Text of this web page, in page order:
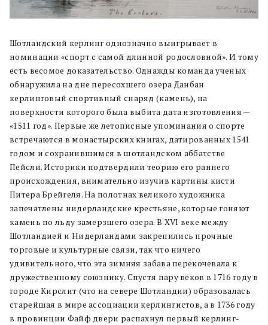
Шотландский керлинг однозначно выигрывает в
номинации «спорт с самой длинной родословной». И тому
есть весомое доказательство. Однажды команда ученых
обнаружила на дне пересохшего озера Данбан
керлинговый спортивный снаряд (камень), на
поверхности которого была выбита дата изготовления —
«1511 год». Первые же летописные упоминания о спорте
встречаются в монастырских книгах, датированных 1541
годом и сохранившимся в шотландском аббатстве
Пейсли.Историки подтвердили теорию его раннего
происхождения, внимательно изучив картины кисти
Питера Брейгеля. На полотнах великого художника
запечатлены нидерландские крестьяне, которые гоняют
камень по льду замерзшего озера. В XVI веке между
Шотландией и Нидерландами закрепились прочные
торговые и культурные связи, так что ничего
удивительного, что эта зимняя забава перекочевала к
дружественному союзнику. Спустя пару веков в 1716 году в
городе Кирслит (что на севере Шотландии) образовалась
старейшая в мире ассоциации керлингистов, а в 1736 году
в провинции Файф двери распахнул первый керлинг-